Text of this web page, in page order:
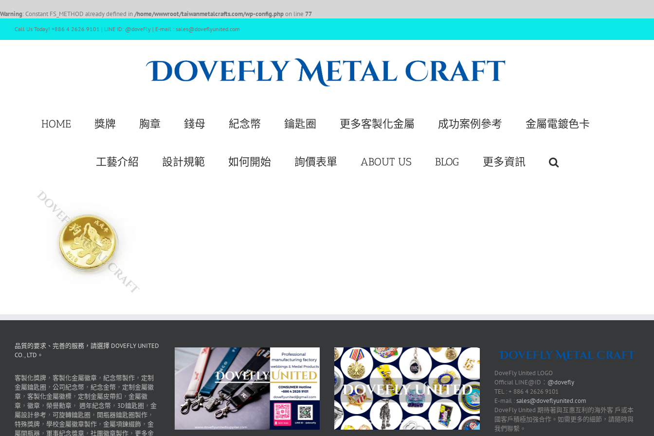
Warning: Constant FS_METHOD already defined in /home/wwwroot/taiwanmetalcrafts.com/wp-config.phpon line 77
Call Us Today! +886 4 2626 9101 | LINE ID: @doveFly | E-mail : sales@doveflyunited.com
HOME 獎牌 胸章 錢母 紀念幣 鑰匙圈 更多客製化金屬 成功案例參考 金屬電鍍色卡
工藝介紹 設計規範 如何開始 詢價表單 ABOUT US BLOG 更多資訊
品質的要求、完善的服務，請選擇 DOVEFLY UNITED
CO., LTD。
客製化獎牌 ， 客製化金屬徽章 ， 紀念幣製作 ， 定制
金屬鑰匙圈 ， 公司紀念幣 ， 紀念金幣 ， 定制金屬徽
章 ， 客製化金屬徽標 ， 定制金屬皮帶扣 ， 金屬徽
章 ， 徽章 ， 榮譽勳章 ， 週年紀念幣 ， 3D鑰匙圈 ， 金
屬設計參考 ， 可旋轉鑰匙圈 ， 開瓶器鑰匙圈製作 ，
特殊獎牌 ， 學校金屬徽章製作 ， 金屬項鍊綴飾 ， 金
屬開瓶器 ， 軍事紀念獎章 ， 社團徽章製作 ， 更多金
DoveFly United LOGO
Official LINE@ID： @dovefly
TEL : + 886 4 2626 9101
E-mail :sales@doveflyunited.com
DoveFly United 期待著與互惠互利的海外客 戶或本
國客戶積極加強合作。如需更多的細節，請隨時與
我們聯繫。